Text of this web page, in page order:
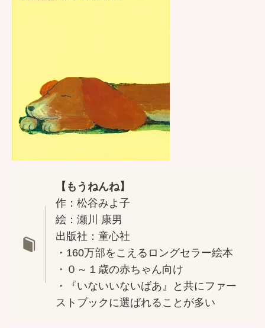
【もうねんね】
作：松谷みよ子
絵：瀬川 康男
出版社：童心社
・160万部をこえるロングセラー絵本
・０～１歳の赤ちゃん向け
・『いないいないばあ』と共にファー
ストブックに選ばれることが多い